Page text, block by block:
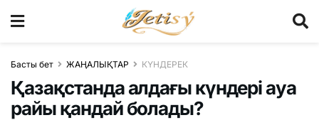
Басты бет ЖАҢАЛЫҚТАР КҮНДЕРЕК
Қазақстанда алдағы күндері ауа
райы қандай болады?